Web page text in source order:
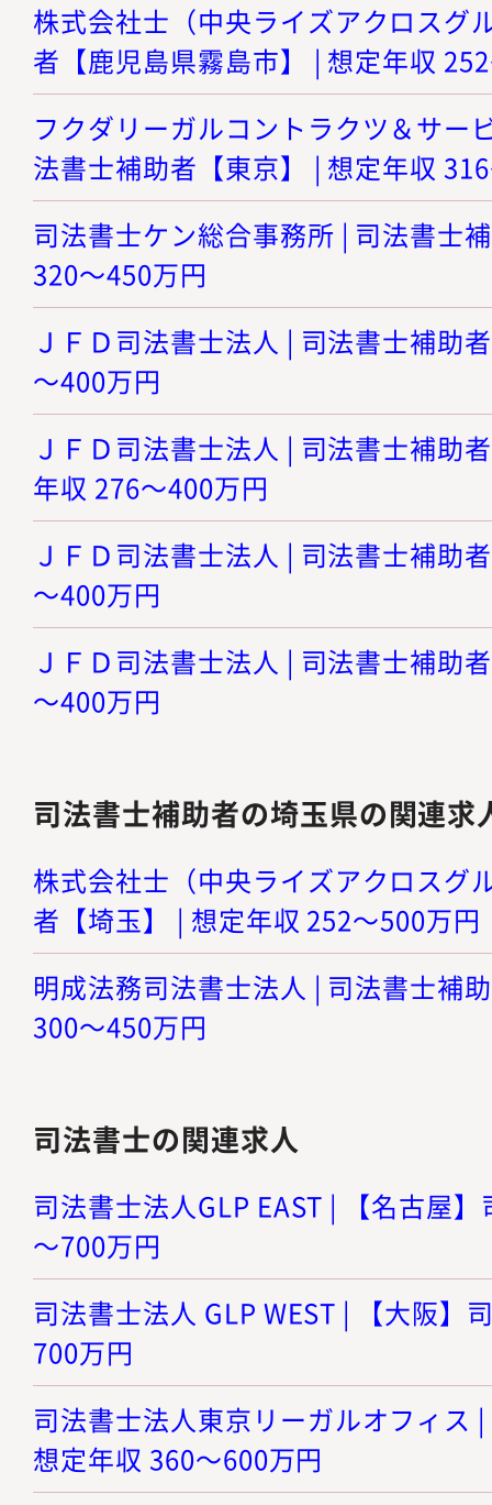
株式会社士（中央ライズアクロスグ
者【鹿児島県霧島市】 | 想定年収
フクダリーガルコントラクツ＆サー
法書士補助者【東京】 | 想定年収
司法書士ケン総合事務所 | 司法書士
320～450万円
ＪＦＤ司法書士法人 | 司法書士補助
～400万円
ＪＦＤ司法書士法人 | 司法書士補助
年収 276～400万円
ＪＦＤ司法書士法人 | 司法書士補助
～400万円
ＪＦＤ司法書士法人 | 司法書士補助
～400万円
司法書士補助者の埼玉県の関連求
株式会社士（中央ライズアクロスグ
者【埼玉】 | 想定年収 252～500万円
明成法務司法書士法人 | 司法書士補
300～450万円
司法書士の関連求人
司法書士法人GLP EAST | 【名古屋
～700万円
司法書士法人 GLP WEST | 【大阪】
700万円
司法書士法人東京リーガルオフィス
想定年収 360～600万円